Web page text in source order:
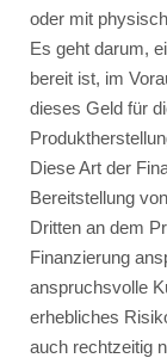
oder mit
Es geht darum,
bereit ist, im
dieses Geld für
Diese Art der
Bereitstellung
Dritten an dem
Finanzierung
anspruchsvolle
erhebliches
auch rechtzeitig